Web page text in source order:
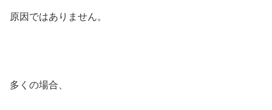
原因ではありません。
多くの場合、